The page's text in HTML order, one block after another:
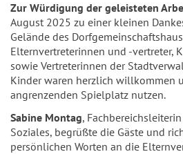
Zur Würdigung der geleisteten
August 2025 zu einer kleinen
Gelände des
Elternvertreterinnen und -vertreter,
sowie Vertreterinnen der
Kinder waren herzlich willkommen
angrenzenden Spielplatz nutzen.
Sabine Montag,
Soziales, begrüßte die Gäste und
persönlichen Worten an die